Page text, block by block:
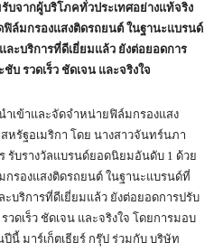
บจากผู้บริโภคทั่วประเทศอย่างแท้จริง
ล์มกรองแสงติดรถยนต์ ในฐานะแบรนด์
ะบริการที่ดีเยี่ยมแล้ว ยังต่อยอดการ
รวดเร็ว ชัดเจน และจริงใจ
ำเข้าและจัดจำหน่ายฟิล์มกรองแสง
หรัฐอเมริกา โดย นางสาวจันทร์นภา
รับรางวัลแบรนด์ยอดนิยมอันดับ 1 ด้วย
รองแสงติดรถยนต์ ในฐานะแบรนด์ที่
ริการที่ดีเยี่ยมแล้ว ยังต่อยอดการปรับ
ดเร็ว ชัดเจน และจริงใจ โดยการมอบ
นี้ มาร์เก็ตเธียร์ กรุ๊ป ร่วมกับ บริษัท